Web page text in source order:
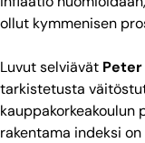
ollut kymmenisen
Luvut selviävät
tarkistetusta
kauppakorkeakoulun
rakentama indeksi